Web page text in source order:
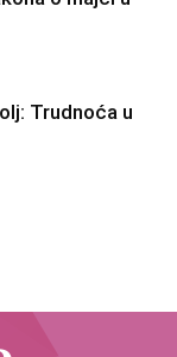
Trudnoća u